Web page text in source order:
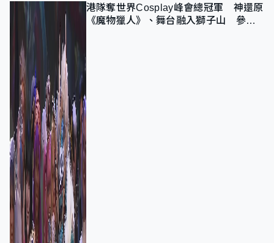
港隊奪世界Cosplay峰會總冠軍 神還原
《魔物獵人》、舞台融入獅子山 參賽